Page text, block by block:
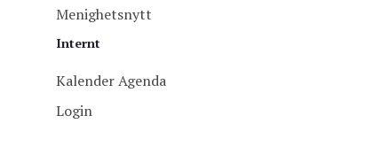
Menighetsnytt
Internt
Kalender Agenda
Login